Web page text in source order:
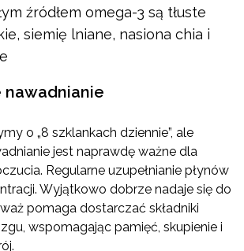
źródłem omega-3 są tłuste
siemię lniane, nasiona chia i
nawadnianie
o „8 szklankach dziennie”, ale
jest naprawdę ważne dla
Regularne uzupełnianie płynów
Wyjątkowo dobrze nadaje się do
pomaga dostarczać składniki
wspomagając pamięć, skupienie i